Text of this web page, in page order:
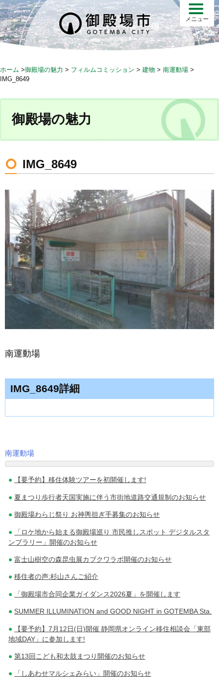
S
k
i
p
c
n
メニュー
ホーム >御殿場の魅力 > フィルムコミッション > 建物 > 南運動場 >
IMG_8649
御殿場の魅力
IMG_8649
南運動場
IMG_8649詳細
投
稿
ナ
ビ
ゲ
シ
ョ
ン
南運動場
【要予約】移住体験ツアーを初開催します!
夏まつり歩行者天国実施に伴う市街地道路交通規制のお知らせ
御殿場わらじ祭り お神輿担ぎ手募集のお知らせ
「ロケ地から始まる御殿場巡り 市民推しスポット デジタルスタ
ンプラリー」開催のお知らせ
富士山樹空の森昆虫展カブクワラボ開催のお知らせ
移住者の声:杉山さんご紹介
「御殿場市合同企業ガイダンス2026夏」を開催します
SUMMER ILLUMINATION and GOOD NIGHT in GOTEMBA Sta.
【要予約】7月12日(日)開催 静岡県オンライン移住相談会「東部
地域DAY」に参加します!
第13回こども和太鼓まつり開催のお知らせ
「しあわせマルシェみらい」開催のお知らせ